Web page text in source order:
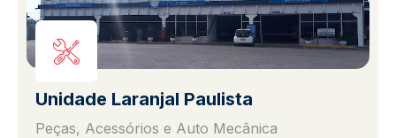
Unidade Laranjal Paulista
Peças, Acessórios e Auto Mecânica